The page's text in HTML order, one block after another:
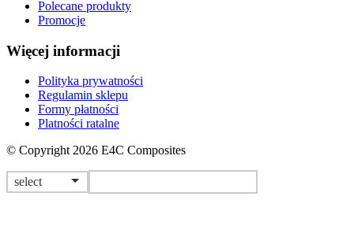
Polecane produkty
Promocje
Więcej informacji
Polityka prywatności
Regulamin sklepu
Formy płatności
Platności ratalne
© Copyright 2026 E4C Composites